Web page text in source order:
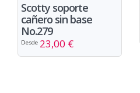
Scotty soporte
cañero sin base
No.279
Desde 23,00 €